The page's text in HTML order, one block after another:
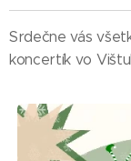
Srdečne vás
koncertík vo